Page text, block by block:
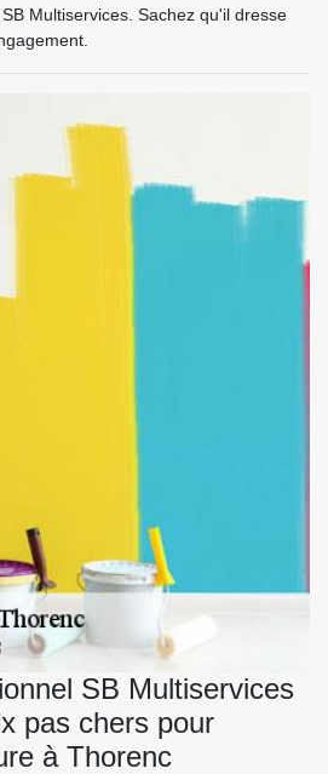
Multiservices. Sachez qu'il dresse
SB Multiservices
pas chers pour
à Thorenc